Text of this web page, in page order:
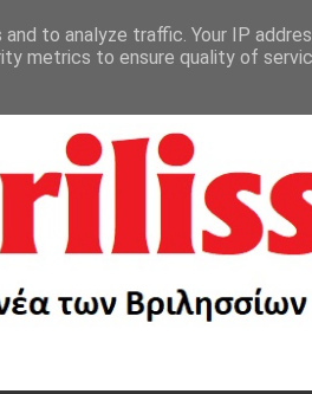
to analyze traffic. Your IP
metrics to ensure quality of